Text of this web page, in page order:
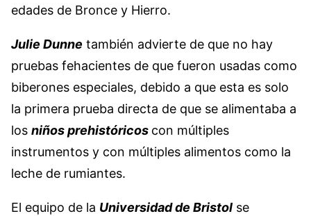
edades de Bronce y Hierro.
Julie Dunne también advierte de que no hay
pruebas fehacientes de que fueron usadas como
biberones especiales, debido a que esta es solo
la primera prueba directa de que se alimentaba a
los niños prehistóricos con múltiples
instrumentos y con múltiples alimentos como la
leche de rumiantes.
El equipo de la Universidad de Bristol se